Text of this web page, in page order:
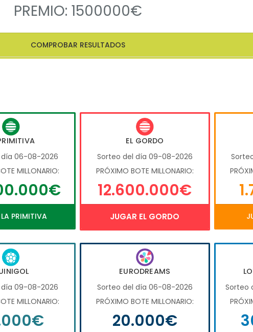
PREMIO: 1500000€
COMPROBAR RESULTADOS
día 06-08-2026
MILLONARIO:
PRIMITIVA
EL GORDO
Sorteo del día 09-08-2026
PRÓXIMO BOTE MILLONARIO:
12.600.000€
JUGAR EL GORDO
día 09-08-2026
MILLONARIO:
EURODREAMS
Sorteo del día 06-08-2026
PRÓXIMO BOTE MILLONARIO:
20.000€
Sorteo